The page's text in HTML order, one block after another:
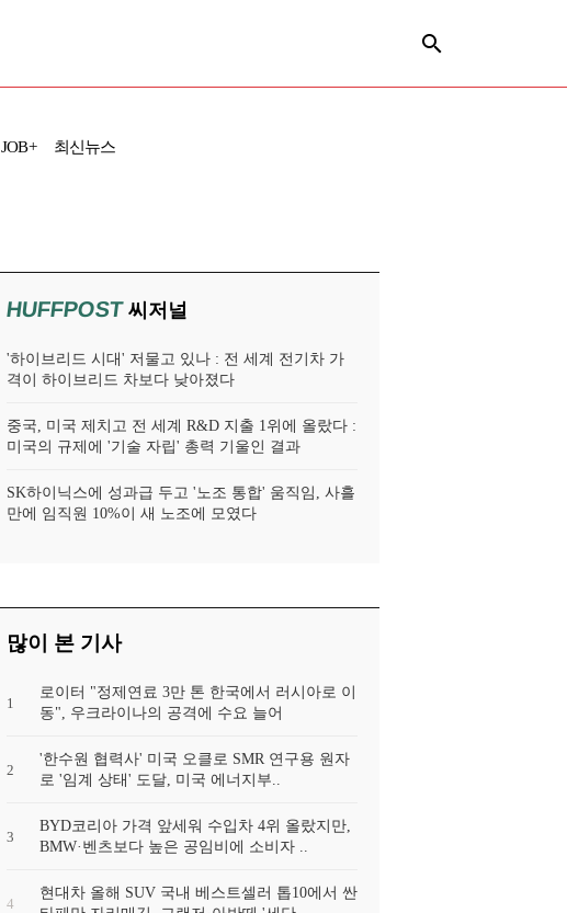
JOB+ 최신뉴스
HUFFPOST 씨저널
'하이브리드 시대' 저물고 있나 : 전 세계 전기차 가
격이 하이브리드 차보다 낮아졌다
중국, 미국 제치고 전 세계 R&D 지출 1위에 올랐다 :
미국의 규제에 '기술 자립' 총력 기울인 결과
SK하이닉스에 성과급 두고 '노조 통합' 움직임, 사흘
만에 임직원 10%이 새 노조에 모였다
많이 본 기사
1
로이터 "정제연료 3만 톤 한국에서 러시아로 이
동", 우크라이나의 공격에 수요 늘어
2
'한수원 협력사' 미국 오클로 SMR 연구용 원자
로 '임계 상태' 도달, 미국 에너지부..
3
BYD코리아 가격 앞세워 수입차 4위 올랐지만,
BMW·벤츠보다 높은 공임비에 소비자 ..
4
현대차 올해 SUV 국내 베스트셀러 톱10에서 싼